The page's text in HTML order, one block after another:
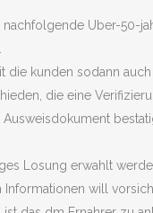
Uber-50-
die kunden sodann
die eine
Losung erwahlt
will